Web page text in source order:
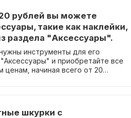
рублей вы можете
такие как наклейки,
раздела "Аксессуары".
инструменты для его
и приобретайте все
начиная всего от 20
шкурки с